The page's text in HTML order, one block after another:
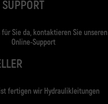
Sie da, kontaktieren Sie unseren
Online-Support
fertigen wir Hydraulikleitungen